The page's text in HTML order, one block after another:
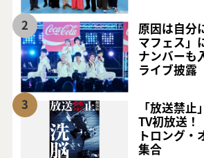
2
原因は自分
マフェス
ナンバーも
ライブ披露
3
「放送禁
TV初放送
トロング・
集合